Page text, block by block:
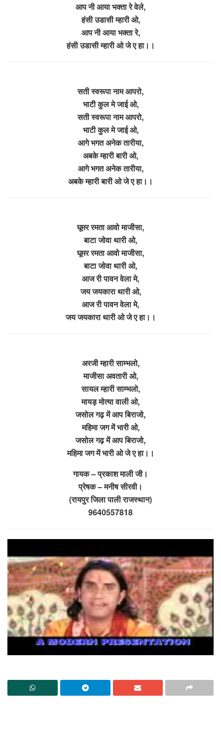
आप नी आया भक्ता रे वेले,
हंसी उडासी म्हारी ओ,
आप नी आया भक्ता रे,
हंसी उडासी म्हारी ओ जे ए हा।।
सती स्वरूपा नाम आपरो,
भाटी कुल मे जाई ओ,
सती स्वरूपा नाम आपरो,
भाटी कुल मे जाई ओ,
आगे भगत अनेक तारीया,
अबके म्हारी बारी ओ,
आगे भगत अनेक तारीया,
अबके म्हारी बारी ओ जे ए हा।।
घूमर रमता आवो माजीसा,
बाटा जोवा थारी ओ,
घूमर रमता आवो माजीसा,
बाटा जोवा थारी ओ,
आज री पावन वेला मे,
जय जयकारा थारी ओ,
आज री पावन वेला मे,
जय जयकारा थारी ओ जे ए हा।।
अरजी म्हारी साम्भलो,
माजीसा अवतारी ओ,
सायल म्हारी साम्भलो,
मायड़ मोत्या वाली ओ,
जसोल गढ़ में आप बिराजो,
महिमा जग में भारी ओ,
जसोल गढ़ में आप बिराजो,
महिमा जग में भारी ओ जे ए हा।।
गायक – प्रकाश माली जी।
प्रेषक – मनीष सीरवी।
(रायपुर जिला पाली राजस्थान)
9640557818